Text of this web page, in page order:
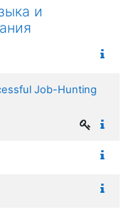
и
Job-Hunting